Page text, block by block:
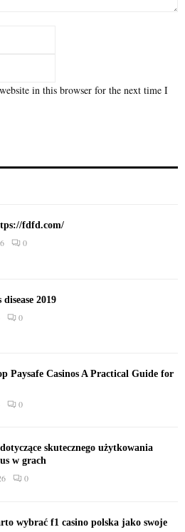
in this browser for the next time I
fdfd.com/
0
2019
0
Paysafe Casinos A Practical Guide for
0
skutecznego użytkowania
w grach
0
wybrać f1 casino polska jako swoje